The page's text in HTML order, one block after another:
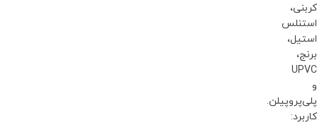
کربنی،
استنلس
استیل،
برنج،
UPVC
و
پلی‌پروپیلن.
کاربرد: